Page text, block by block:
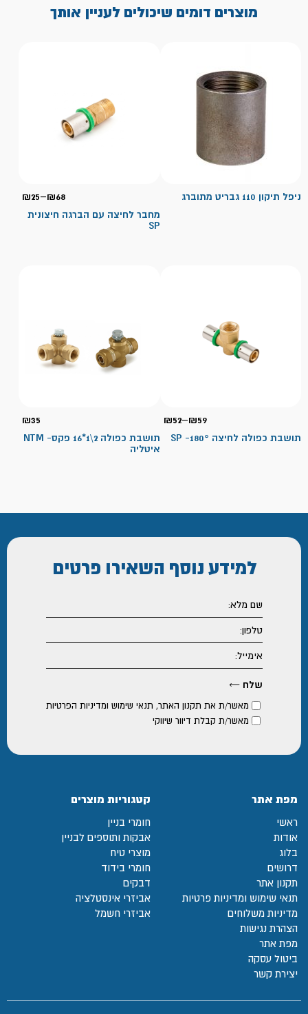
מוצרים דומים שיכולים לעניין אותך
ניפל תיקון 110 גבריט מתוברג ₪25–₪68
מחבר לחיצה עם הברגה חיצונית
SP
₪52–₪59
⁦₪52⁩
עד
תושבת כפולה לחיצה 180°- SP
₪35
תושבת כפולה 2\1*16 פקס- NTM
איטליה
למידע נוסף השאירו פרטים
מאשר/ת את תקנון האתר, תנאי שימוש ומדיניות הפרטיות
מאשר/ת קבלת דיוור שיווקי
מפת אתר
ראשי
אודות
בלוג
דרושים
תקנון אתר
תנאי שימוש ומדיניות פרטיות
מדיניות משלוחים
הצהרת נגישות
מפת אתר
ביטול עסקה
יצירת קשר
קטגוריות מוצרים
חומרי בניין
אבקות ותוספים לבניין
מוצרי טיח
חומרי בידוד
דבקים
אביזרי אינסטלציה
אביזרי חשמל